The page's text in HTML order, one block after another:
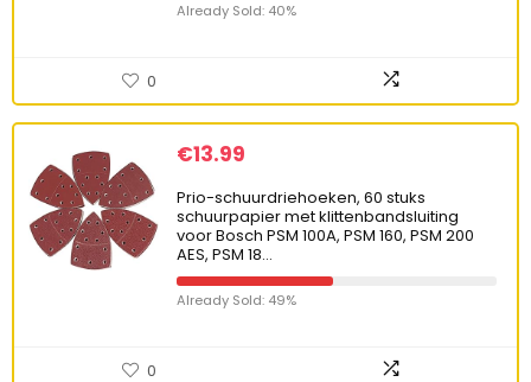
Already Sold: 40%
0
€13.99
Prio-schuurdriehoeken, 60 stuks
schuurpapier met klittenbandsluiting
voor Bosch PSM 100A, PSM 160, PSM 200
AES, PSM 18…
Already Sold: 49%
0